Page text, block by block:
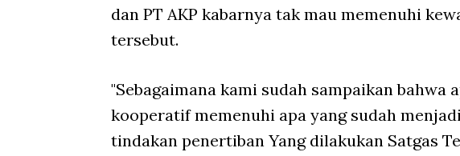
dan PT AKP kabarnya tak mau memenuhi
tersebut.
"Sebagaimana kami sudah sampaikan bahwa
kooperatif memenuhi apa yang sudah
tindakan penertiban Yang dilakukan Satgas